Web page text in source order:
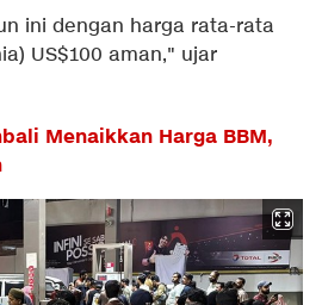
ini dengan harga rata-rata
US$100 aman," ujar
Menaikkan Harga BBM,